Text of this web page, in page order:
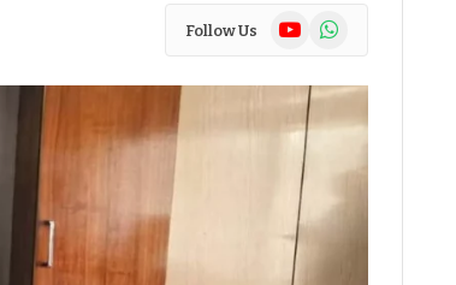
Follow Us YouTubeWhatsApp